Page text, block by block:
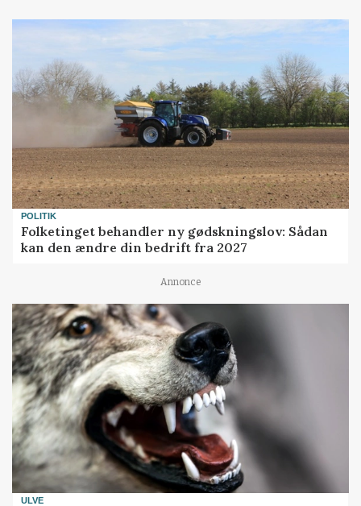
POLITIK
Folketinget behandler ny gødskningslov: Sådan
kan den ændre din bedrift fra 2027
Annonce
ULVE